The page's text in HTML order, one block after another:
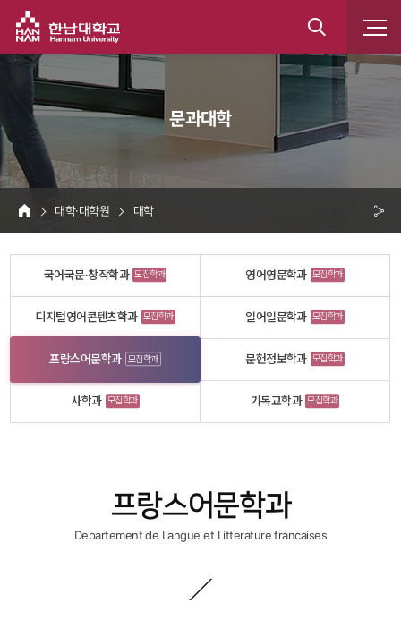
통
합
검
문과대학
HOME
대학·대학원 대학
국어국문·창작학과 모집학과 영어영문학과 모집학과
디지털영어콘텐츠학과 모집학과 일어일문학과 모집학과
프랑스어문학과 모집학과 문헌정보학과 모집학과
사학과 모집학과 기독교학과 모집학과
프랑스어문학과
Departement de Langue et Litterature francaises